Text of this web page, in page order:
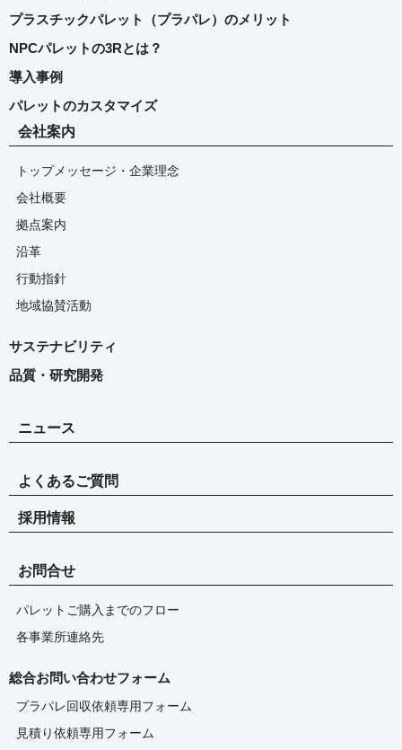
プラスチックパレット（プラパレ）のメリット
NPCパレットの3Rとは？
導入事例
パレットのカスタマイズ
会社案内
トップメッセージ・企業理念
会社概要
拠点案内
沿革
行動指針
地域協賛活動
サステナビリティ
品質・研究開発
ニュース
よくあるご質問
採用情報
お問合せ
パレットご購入までのフロー
各事業所連絡先
総合お問い合わせフォーム
プラパレ回収依頼専用フォーム
見積り依頼専用フォーム